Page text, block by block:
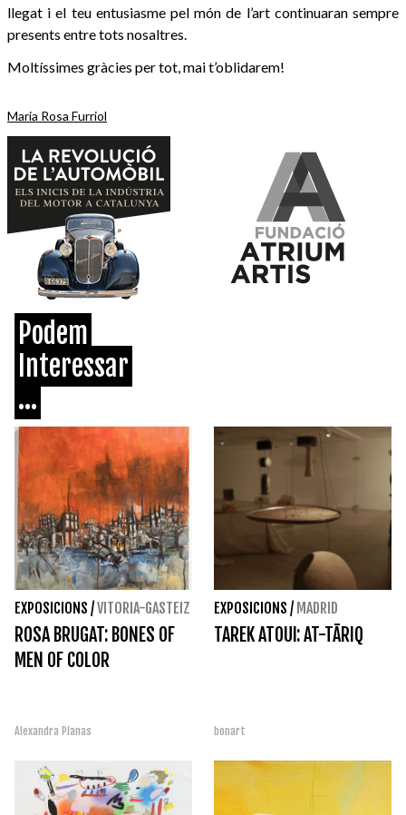
llegat i el teu entusiasme pel món de l’art continuaran sempre
presents entre tots nosaltres.
Moltíssimes gràcies per tot, mai t’oblidarem!
Maria Rosa Furriol
Podem
Interessar
...
EXPOSICIONS /VITORIA-GASTEIZ
ROSA BRUGAT: BONES OF
MEN OF COLOR
Alexandra Planas
EXPOSICIONS / MADRID
TAREK ATOUI: AT-TĀRIQ
bonart